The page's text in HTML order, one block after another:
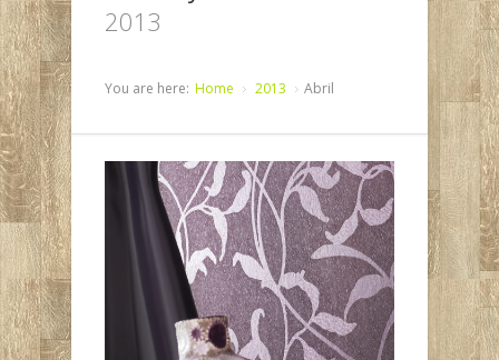
2013
You are here: Home 2013 Abril